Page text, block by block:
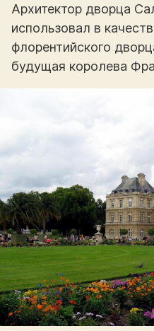
Архитектор дворца
использовал в
флорентийского
будущая королева